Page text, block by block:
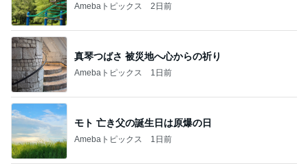
Amebaトピックス 2日前
真琴つばさ 被災地へ心からの祈り
Amebaトピックス 1日前
モト 亡き父の誕生日は原爆の日
Amebaトピックス 1日前